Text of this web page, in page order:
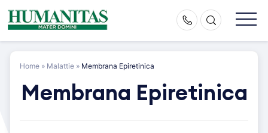
Skip
to
Home » Malattie » Membrana Epiretinica
Membrana Epiretinica